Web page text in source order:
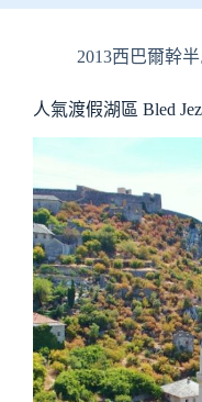
2013西巴爾幹
人氣渡假湖區 Bled